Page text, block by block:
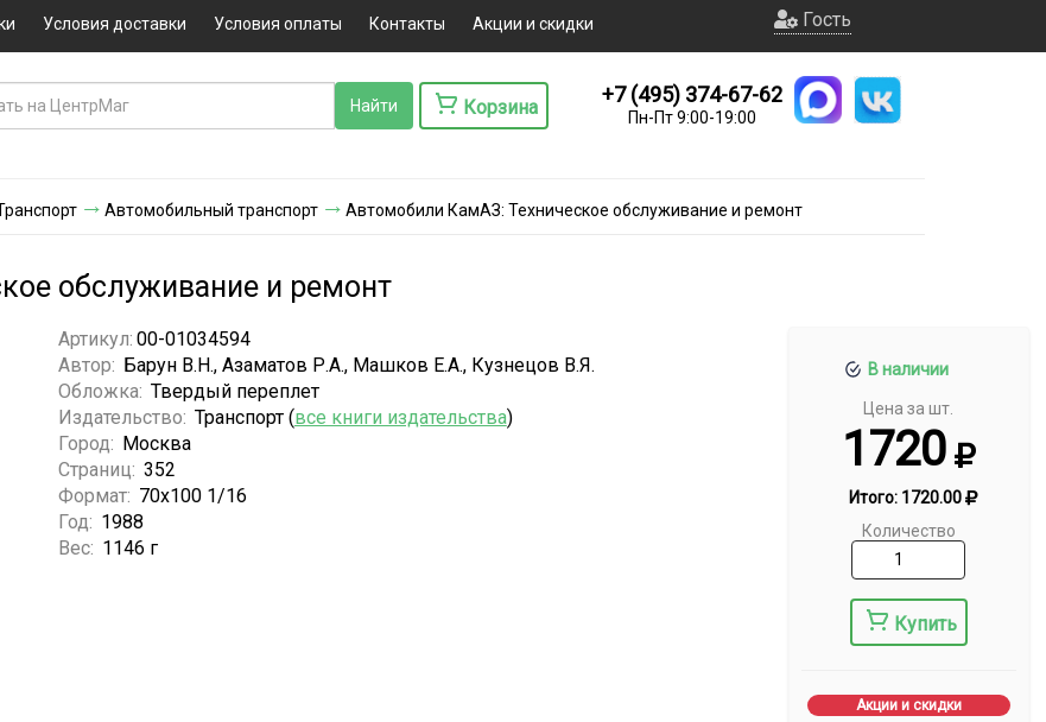
Условия доставки Условия оплаты Контакты Акции и скидки Гость
Корзина
+7 (495) 374-67-62
Пн-Пт 9:00-19:00
Автомобильный транспорт Автомобили КамАЗ: Техническое обслуживание и ремонт
обслуживание и ремонт
В наличии
Цена за шт.
1720
Итого: 1720.00
Количество
Купить
Акции и скидки
Артикул: 00-01034594
Автор: Барун В.Н., Азаматов Р.А., Машков Е.А., Кузнецов В.Я.
Обложка: Твердый переплет
Издательство: Транспорт (все книги издательства)
Город: Москва
Страниц: 352
Формат: 70х100 1/16
Год: 1988
Вес: 1146 г